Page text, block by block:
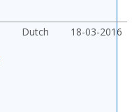
Dutch 18-03-2016